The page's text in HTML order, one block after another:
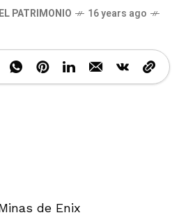
PATRIMONIO
16 years ago
de Enix